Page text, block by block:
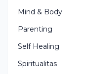
Mind & Body
Parenting
Self Healing
Spiritualitas